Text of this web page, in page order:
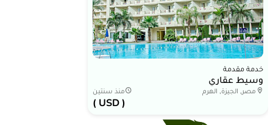
خدمة مقدمة
وسيط عقاري
مصر, الجيزة, الهرم منذ سنتين
( USD )